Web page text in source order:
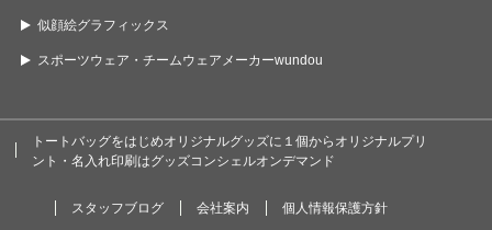
似顔絵グラフィックス
スポーツウェア・チームウェアメーカーwundou
トートバッグをはじめオリジナルグッズに１個からオリジナルプリ
ント・名入れ印刷はグッズコンシェルオンデマンド
スタッフブログ 会社案内 個人情報保護方針